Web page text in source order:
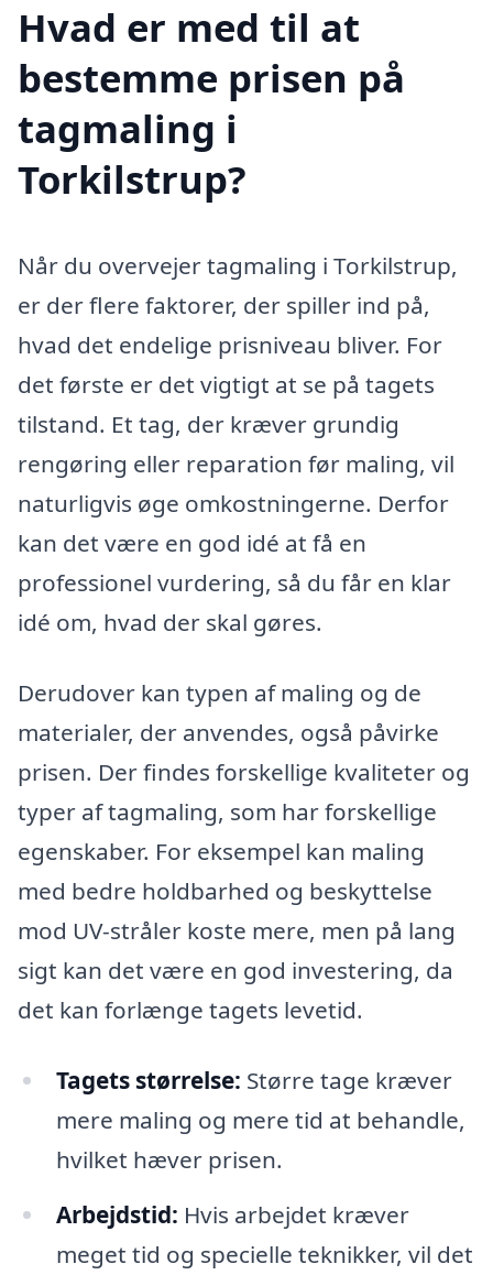
Hvad er med til at
bestemme prisen på
tagmaling i
Torkilstrup?
Når du overvejer tagmaling i Torkilstrup,
er der flere faktorer, der spiller ind på,
hvad det endelige prisniveau bliver. For
det første er det vigtigt at se på tagets
tilstand. Et tag, der kræver grundig
rengøring eller reparation før maling, vil
naturligvis øge omkostningerne. Derfor
kan det være en god idé at få en
professionel vurdering, så du får en klar
idé om, hvad der skal gøres.
Derudover kan typen af maling og de
materialer, der anvendes, også påvirke
prisen. Der findes forskellige kvaliteter og
typer af tagmaling, som har forskellige
egenskaber. For eksempel kan maling
med bedre holdbarhed og beskyttelse
mod UV-stråler koste mere, men på lang
sigt kan det være en god investering, da
det kan forlænge tagets levetid.
Tagets størrelse: Større tage kræver
mere maling og mere tid at behandle,
hvilket hæver prisen.
Arbejdstid: Hvis arbejdet kræver
meget tid og specielle teknikker, vil det